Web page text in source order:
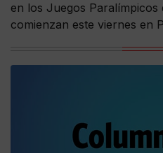
en los Juegos Paralímpicos
comienzan este viernes en